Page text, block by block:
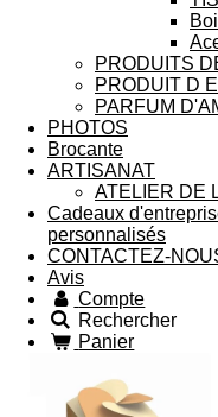
PRODUITS
PRODUIT D
PARFUM
PHOTOS
Brocante
ARTISANAT
ATELIER DE
Cadeaux
personnalisés
CONTACTEZ-
Avis
Compte
Rechercher
Panier